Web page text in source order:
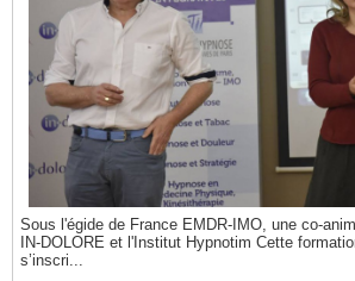
Sous l'égide de France EMDR-IMO, une co-
IN-DOLORE et l'Institut Hypnotim Cette
s’inscri...